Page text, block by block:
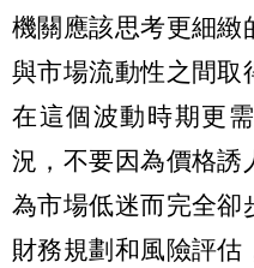
機關應該思考更細緻
與市場流動性之間取
在這個波動時期更
況，不要因為價格誘
為市場低迷而完全卻
財務規劃和風險評估